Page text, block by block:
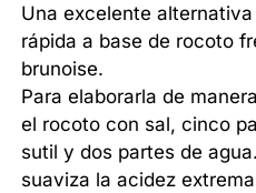
Una excelente
rápida a base de rocoto
brunoise.
Para elaborarla de
el rocoto con sal, cinco
sutil y dos partes de
suaviza la acidez